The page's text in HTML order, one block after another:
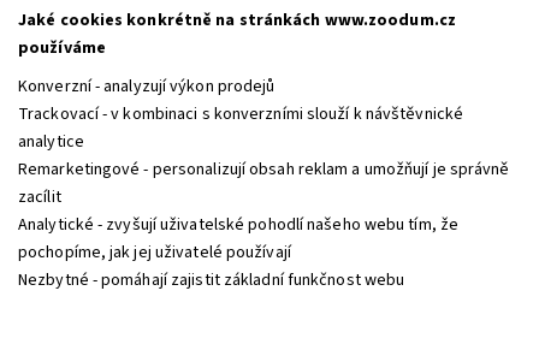
Jaké cookies konkrétně na stránkách www.zoodum.cz
používáme
Konverzní - analyzují výkon prodejů
Trackovací - v kombinaci s konverzními slouží k návštěvnické
analytice
Remarketingové - personalizují obsah reklam a umožňují je správně
zacílit
Analytické - zvyšují uživatelské pohodlí našeho webu tím, že
pochopíme, jak jej uživatelé používají
Nezbytné - pomáhají zajistit základní funkčnost webu